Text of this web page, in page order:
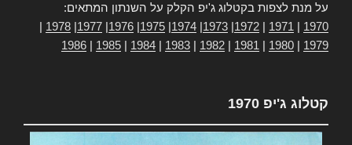
על מנת לצפות בקטלוג ג'יפ הקלק על השנתון המתאים:
1970
1971
1972
1973
1974
1975
1976
1977
1978
1979
1980
1981
1982
1983
1984
1985
1986
קטלוג ג'יפ 1970